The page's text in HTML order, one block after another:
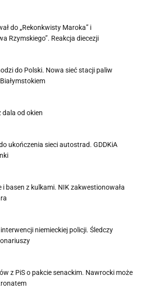
do „Rekonkwisty Maroka” i
Rzymskiego”. Reakcja diecezji
do Polski. Nowa sieć stacji paliw
od okien
ukończenia sieci autostrad. GDDKiA
i basen z kulkami. NIK zakwestionowała
niemieckiej policji. Śledczy
z PiS o pakcie senackim. Nawrocki może